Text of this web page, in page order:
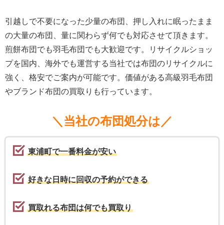
引越しで不要になった少量の布団、押し入れに眠ったまま
の大量の布団、量に関わらず何でも対応させて頂きます。
煎餅布団でも羽毛布団でも大歓迎です。リサイクルショッ
プを国内、海外でも運営する当社では布団のリサイクルに
強く、格安でご案内が可能です。価値がある高級羽毛布団
やブランド布団の買取りも行っています。
＼当社の布団処分は／
東浦町で一番料金が安い
好きな日時に回収の予約ができる
買取れる布団は何でも買取り